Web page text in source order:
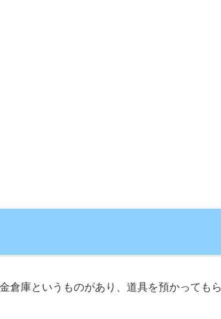
倉庫というものがあり、道具を預かってもら